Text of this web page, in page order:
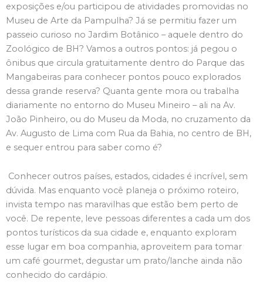
exposições e/ou participou de atividades promovidas no
Museu de Arte da Pampulha? Já se permitiu fazer um
passeio curioso no Jardim Botânico – aquele dentro do
Zoológico de BH? Vamos a outros pontos: já pegou o
ônibus que circula gratuitamente dentro do Parque das
Mangabeiras para conhecer pontos pouco explorados
dessa grande reserva? Quanta gente mora ou trabalha
diariamente no entorno do Museu Mineiro – ali na Av.
João Pinheiro, ou do Museu da Moda, no cruzamento da
Av. Augusto de Lima com Rua da Bahia, no centro de BH,
e sequer entrou para saber como é?
Conhecer outros países, estados, cidades é incrível, sem
dúvida. Mas enquanto você planeja o próximo roteiro,
invista tempo nas maravilhas que estão bem perto de
você. De repente, leve pessoas diferentes a cada um dos
pontos turísticos da sua cidade e, enquanto exploram
esse lugar em boa companhia, aproveitem para tomar
um café gourmet, degustar um prato/lanche ainda não
conhecido do cardápio.